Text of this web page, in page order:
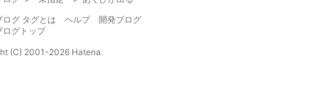
ログ タグとは
ヘルプ
開発ブログ
ログトップ
(C) 2001-2026 Hatena.